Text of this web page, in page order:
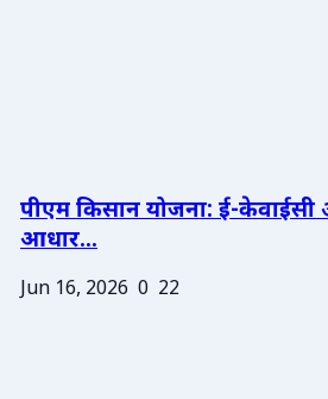
पीएम किसान योजना: ई-
आधार...
Jun 16, 2026 0 22